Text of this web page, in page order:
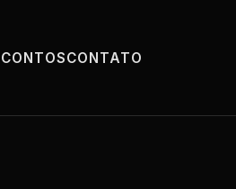
CONTOSCONTATO